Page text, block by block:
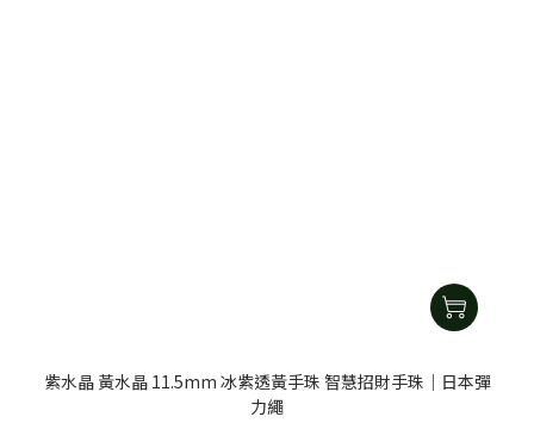
紫水晶 黃水晶 11.5mm 冰紫透黃手珠 智慧招財手珠｜日本彈
力繩